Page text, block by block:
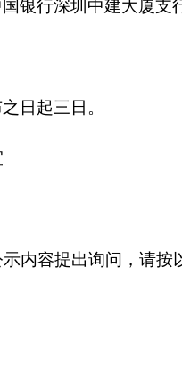
银行深圳中建大厦支
日起三日。
内容提出询问，请按